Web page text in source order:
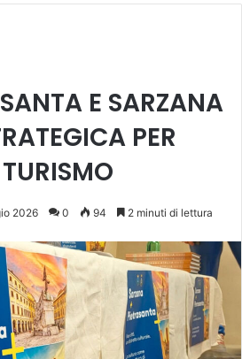
E SARZANA
PER
2026 0 94 2 minuti di lettura